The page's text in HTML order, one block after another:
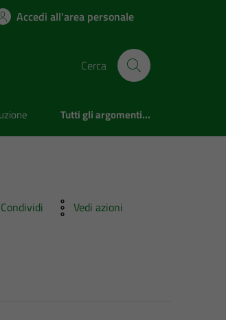
Accedi all'area personale
Cerca
Tutti gli argomenti...
Condividi Vedi azioni